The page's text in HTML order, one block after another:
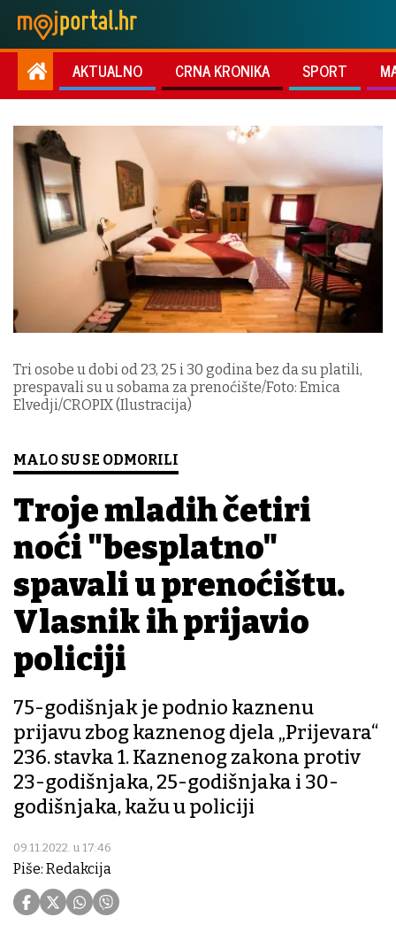
AKTUALNO CRNA KRONIKA SPORT
Tri osobe u dobi od 23, 25 i 30 godina bez da su platili,
prespavali su u sobama za prenoćište/Foto: Emica
Elvedji/CROPIX (Ilustracija)
MALO SU SE ODMORILI
Troje mladih četiri
noći "besplatno"
spavali u prenoćištu.
Vlasnik ih prijavio
policiji
75-godišnjak je podnio kaznenu
prijavu zbog kaznenog djela „Prijevara“
236. stavka 1. Kaznenog zakona protiv
23-godišnjaka, 25-godišnjaka i 30-
godišnjaka, kažu u policiji
09.11.2022. u 17:46
Piše: Redakcija